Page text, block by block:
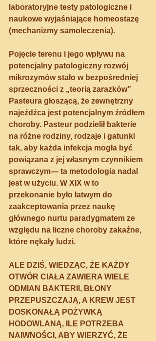
laboratoryjne testy patologiczne i
naukowe wyjaśniające homeostazę
(mechanizmy samoleczenia).
Pojęcie terenu i jego wpływu na
potencjalny patologiczny rozwój
mikrozymów stało w bezpośredniej
sprzeczności z „teorią zarazków”
Pasteura głoszącą, że zewnętrzny
najeźdźca jest potencjalnym źródłem
choroby. Pasteur podzielił bakterie
na różne rodziny, rodzaje i gatunki
tak, aby każda infekcja mogła być
powiązana z jej własnym czynnikiem
sprawczym— ta metodologia nadal
jest w użyciu. W XIX w to
przekonanie było łatwym do
zaakceptowania przez naukę
głównego nurtu paradygmatem ze
względu na liczne choroby zakaźne,
które nękały ludzi.
ALE DZIŚ, WIEDZĄC, ŻE KAŻDY
OTWÓR CIAŁA ZAWIERA WIELE
ODMIAN BAKTERII, BŁONY
PRZEPUSZCZAJĄ, A KREW JEST
DOSKONAŁĄ POŻYWKĄ
HODOWLANĄ, ILE POTRZEBA
NAIWNOŚCI, ABY WIERZYĆ, ŻE